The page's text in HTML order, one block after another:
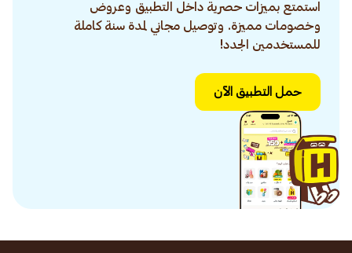
استمتع بميزات حصرية داخل التطبيق وعروض
وخصومات مميزة. وتوصيل مجاني لمدة سنة كاملة
للمستخدمين الجدد!
حمل التطبيق الآن